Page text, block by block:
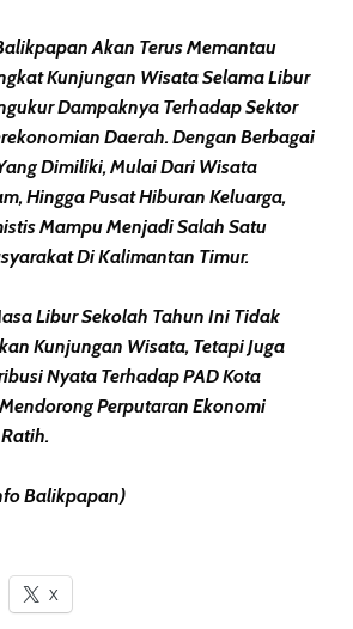
Akan Terus Memantau
Kunjungan Wisata Selama Libur
Dampaknya Terhadap Sektor
Daerah. Dengan Berbagai
Dimiliki, Mulai Dari Wisata
Hingga Pusat Hiburan Keluarga,
Mampu Menjadi Salah Satu
Di Kalimantan Timur.
Libur Sekolah Tahun Ini Tidak
Kunjungan Wisata, Tetapi Juga
Nyata Terhadap PAD Kota
Perputaran Ekonomi
Balikpapan)
X